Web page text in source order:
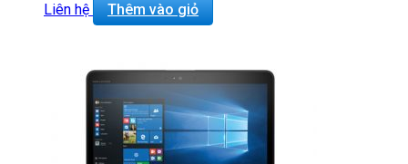
Liên hệ Thêm vào giỏ